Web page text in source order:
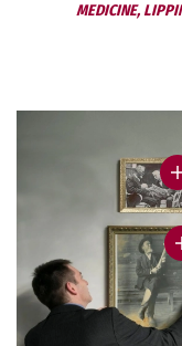
MEDICINE,